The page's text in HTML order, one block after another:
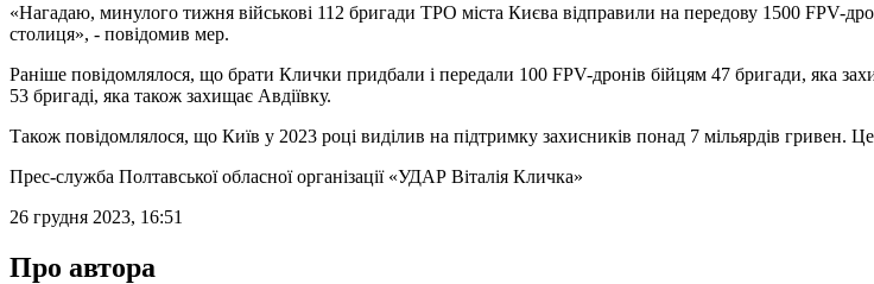
«Нагадаю, минулого тижня військові 112 бригади ТРО міста Києва відправили на передову 1500 FPV-
столиця», - повідомив мер.
Раніше повідомлялося, що брати Клички придбали і передали 100 FPV-дронів бійцям 47 бригади, яка
53 бригаді, яка також захищає Авдіївку.
Також повідомлялося, що Київ у 2023 році виділив на підтримку захисників понад 7 мільярдів гривен.
Прес-служба Полтавської обласної організації «УДАР Віталія Кличка»
26 грудня 2023, 16:51
Про автора